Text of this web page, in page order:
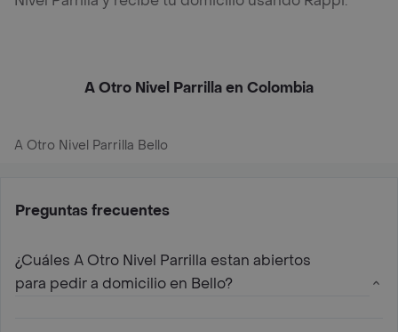
A Otro Nivel Parrilla en Colombia
A Otro Nivel Parrilla Bello
Preguntas frecuentes
¿Cuáles A Otro Nivel Parrilla estan abiertos
para pedir a domicilio en Bello?